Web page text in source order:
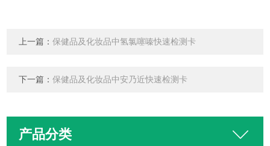
上一篇：保健品及化妆品中氢氯噻嗪快速检测卡
下一篇：保健品及化妆品中安乃近快速检测卡
产品分类